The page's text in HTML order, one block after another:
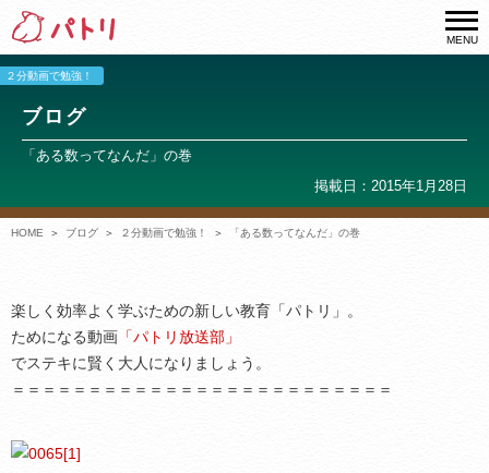
MENU
２分動画で勉強！
ブログ
「ある数ってなんだ」の巻
掲載日：2015年1月28日
HOME ブログ ２分動画で勉強！ 「ある数ってなんだ」の巻
楽しく効率よく学ぶための新しい教育「パトリ」。
ためになる動画 「パトリ放送部」
でステキに賢く大人になりましょう。
＝＝＝＝＝＝＝＝＝＝＝＝＝＝＝＝＝＝＝＝＝＝＝＝＝